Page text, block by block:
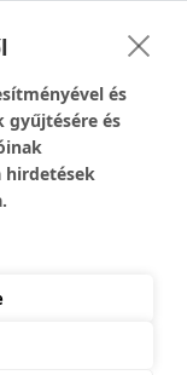
és
gyűjtésére és
hirdetések